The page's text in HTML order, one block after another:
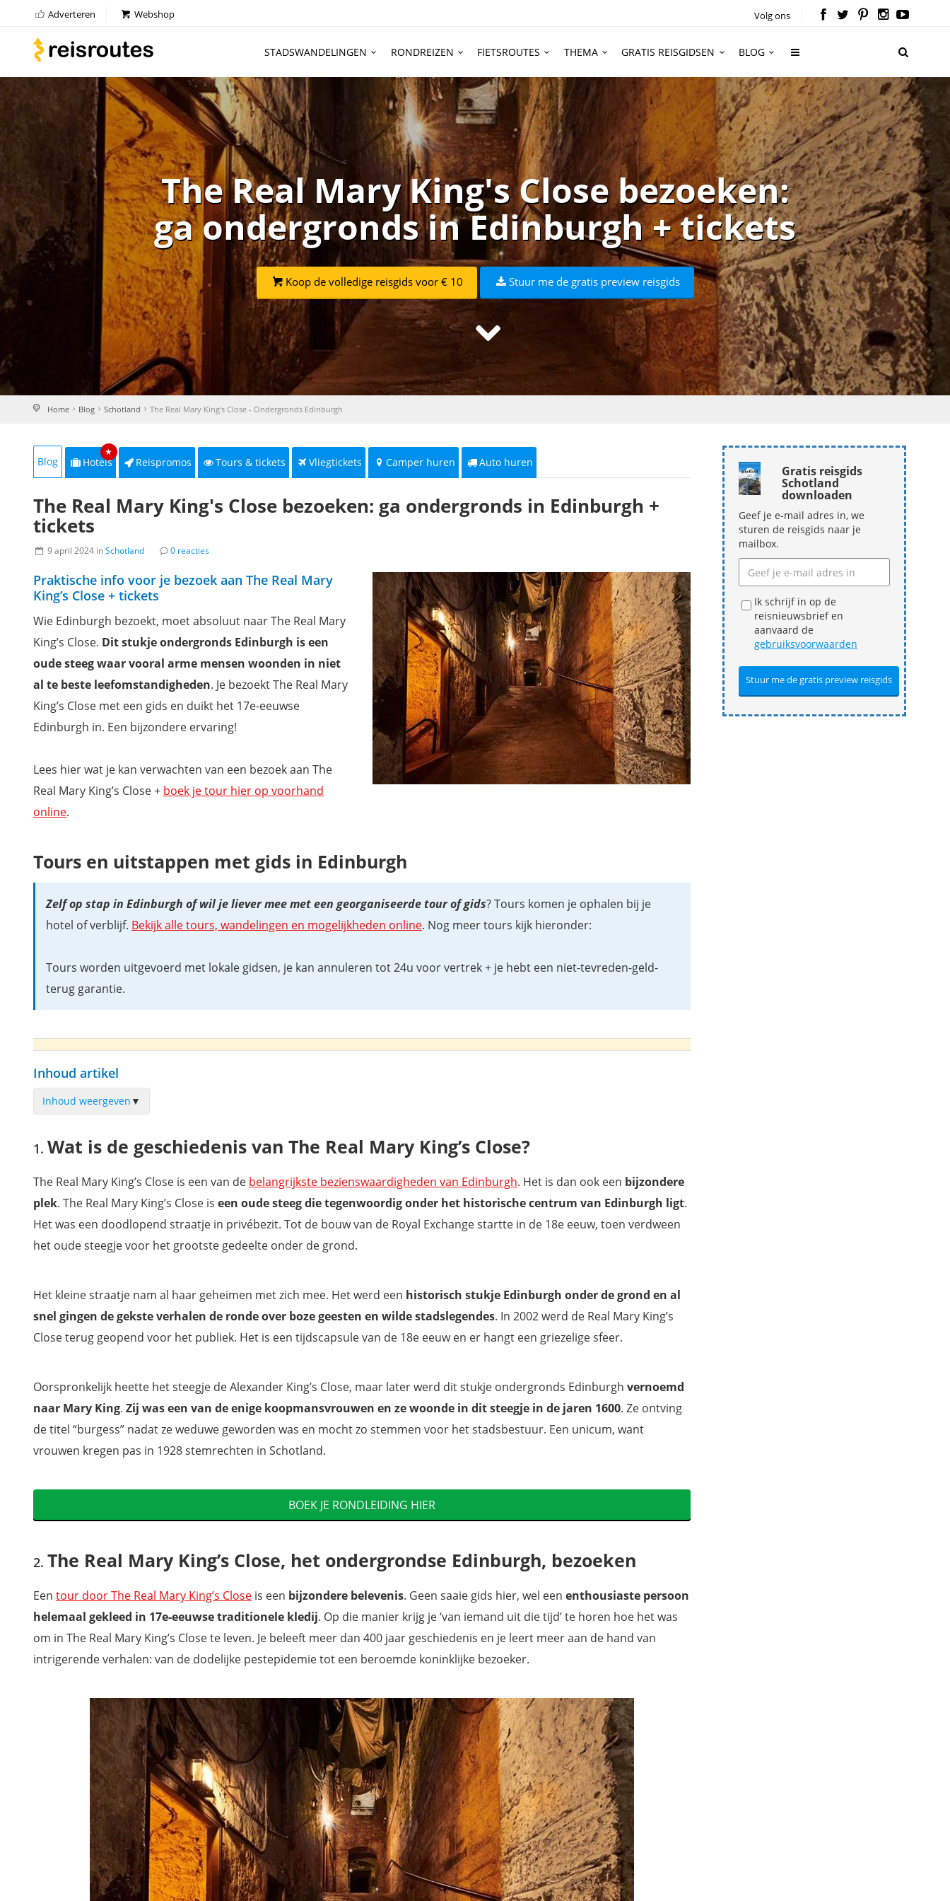
Adverteren Webshop Volg ons
STADSWANDELINGEN RONDREIZEN FIETSROUTES THEMA GRATIS REISGIDSEN BLOG
The Real Mary King's Close bezoeken:
ga ondergronds in Edinburgh + tickets
Koop de volledige reisgids voor € 10 Stuur me de gratis preview reisgids
Home Blog Schotland The Real Mary King's Close - Ondergronds Edinburgh
Blog Hotels
★
Reispromos Tours & tickets Vliegtickets Camper huren Auto huren
The Real Mary King's Close bezoeken: ga ondergronds in Edinburgh +
tickets
9 april 2024 inSchotland 0 reacties
Praktische info voor je bezoek aan The Real Mary
King’s Close + tickets
Wie Edinburgh bezoekt, moet absoluut naar The Real Mary
King’s Close. Dit stukje ondergronds Edinburgh is een
oude steeg waar vooral arme mensen woonden in niet
al te beste leefomstandigheden. Je bezoekt The Real Mary
King’s Close met een gids en duikt het 17e-eeuwse
Edinburgh in. Een bijzondere ervaring!
Lees hier wat je kan verwachten van een bezoek aan The
Real Mary King’s Close + boek je tour hier op voorhand
online.
Tours en uitstappen met gids in Edinburgh
Zelf op stap in Edinburgh of wil je liever mee met een georganiseerde tour of gids? Tours komen je ophalen bij je
hotel of verblijf. Bekijk alle tours, wandelingen en mogelijkheden online. Nog meer tours kijk hieronder:
Tours worden uitgevoerd met lokale gidsen, je kan annuleren tot 24u voor vertrek + je hebt een niet-tevreden-geld-
terug garantie.
Inhoud artikel
Inhoud weergeven ▼
The Real Mary King’s Close, het ondergrondse Edinburgh,
De huizen van The Real Mary King’s Close
De pest in Edinburgh
De kamer van Annie (en haar geest)
Trek met een gids door The Real Mary King’s Close?
Wat zijn de openingsuren van The Real Mary King’s Close?
Waar overnachten in Edinburgh?
Filmpje: Sfeerbeelden van The Real Mary King’s Close
Wat is de geschiedenis van The Real Mary King’s Close?
The Real Mary King’s Close is een van de belangrijkste bezienswaardigheden van Edinburgh. Het is dan ook een bijzondere
plek. The Real Mary King’s Close is een oude steeg die tegenwoordig onder het historische centrum van Edinburgh ligt.
Het was een doodlopend straatje in privébezit. Tot de bouw van de Royal Exchange startte in de 18e eeuw, toen verdween
het oude steegje voor het grootste gedeelte onder de grond.
Het kleine straatje nam al haar geheimen met zich mee. Het werd een historisch stukje Edinburgh onder de grond en al
snel gingen de gekste verhalen de ronde over boze geesten en wilde stadslegendes. In 2002 werd de Real Mary King’s
Close terug geopend voor het publiek. Het is een tijdscapsule van de 18e eeuw en er hangt een griezelige sfeer.
Oorspronkelijk heette het steegje de Alexander King’s Close, maar later werd dit stukje ondergronds Edinburgh vernoemd
naar Mary King. Zij was een van de enige koopmansvrouwen en ze woonde in dit steegje in de jaren 1600. Ze ontving
de titel “burgess” nadat ze weduwe geworden was en mocht zo stemmen voor het stadsbestuur. Een unicum, want
vrouwen kregen pas in 1928 stemrechten in Schotland.
BOEK JE RONDLEIDING HIER
The Real Mary King’s Close, het ondergrondse Edinburgh, bezoeken
Een tour door The Real Mary King’s Close is een bijzondere belevenis. Geen saaie gids hier, wel een enthousiaste persoon
helemaal gekleed in 17e-eeuwse traditionele kledij. Op die manier krijg je ‘van iemand uit die tijd’ te horen hoe het was
om in The Real Mary King’s Close te leven. Je beleeft meer dan 400 jaar geschiedenis en je leert meer aan de hand van
intrigerende verhalen: van de dodelijke pestepidemie tot een beroemde koninklijke bezoeker.
Gratis reisgids
Schotland
downloaden
Geef je e-mail adres in, we
sturen de reisgids naar je
mailbox.
Ik schrijf in op de
reisnieuwsbrief en
aanvaard de
gebruiksvoorwaarden